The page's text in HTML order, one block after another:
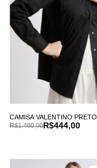
CAMISA VALENTINO PRETO
R$444,00
R$1.480,00